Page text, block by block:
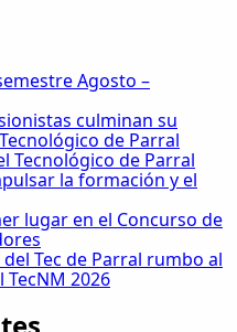
Agosto –
culminan su
de Parral
Tecnológico de Parral
la formación y el
lugar en el Concurso de
Tec de Parral rumbo al
2026